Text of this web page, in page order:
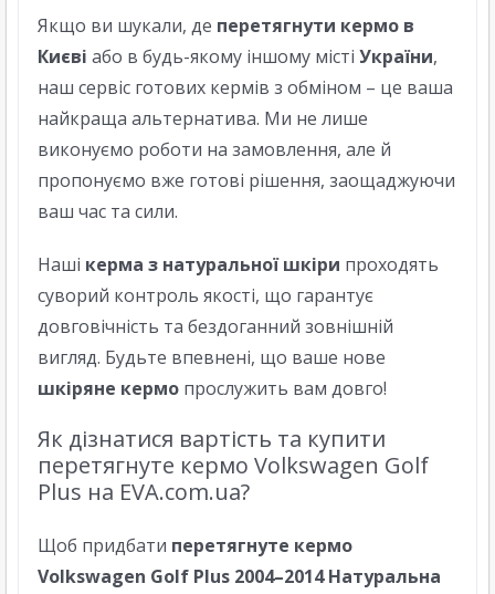
Якщо ви шукали, де перетягнути кермо в
Києві або в будь-якому іншому місті України,
наш сервіс готових кермів з обміном – це ваша
найкраща альтернатива. Ми не лише
виконуємо роботи на замовлення, але й
пропонуємо вже готові рішення, заощаджуючи
ваш час та сили.
Наші керма з натуральної шкіри проходять
суворий контроль якості, що гарантує
довговічність та бездоганний зовнішній
вигляд. Будьте впевнені, що ваше нове
шкіряне кермопрослужить вам довго!
Як дізнатися вартість та купити
перетягнуте кермо Volkswagen Golf
Plus на EVA.com.ua?
Щоб придбати перетягнуте кермо
Volkswagen Golf Plus 2004–2014 Натуральна